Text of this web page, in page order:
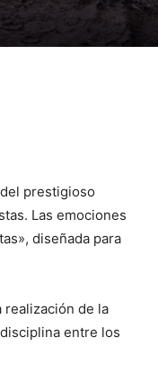
prestigioso
Las emociones
diseñada para
realización de la
entre los